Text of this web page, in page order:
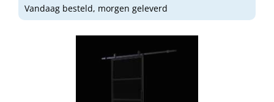
Vandaag besteld, morgen geleverd